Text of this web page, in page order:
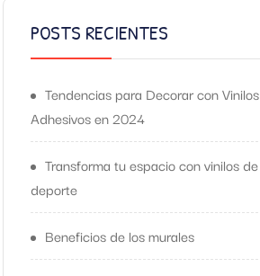
POSTS RECIENTES
Tendencias para Decorar con Vinilos
Adhesivos en 2024
Transforma tu espacio con vinilos de
deporte
Beneficios de los murales